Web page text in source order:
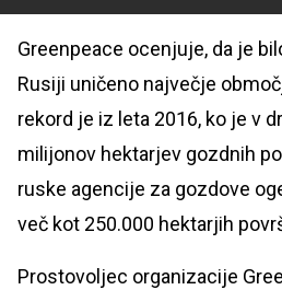
Greenpeace ocenjuje, da je
Rusiji uničeno največje
rekord je iz leta 2016, ko je v
milijonov hektarjev gozdnih
ruske agencije za gozdove
več kot 250.000 hektarjih
Prostovoljec organizacije